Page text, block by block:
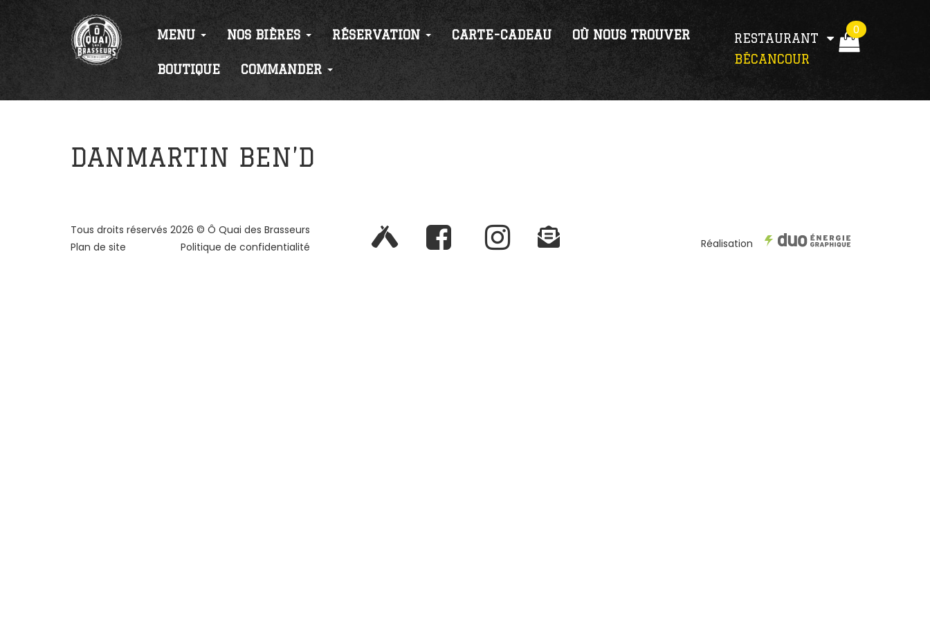
MENU NOS BIÈRES RÉSERVATION CARTE-CADEAU OÙ NOUS TROUVER
BOUTIQUE COMMANDER
RESTAURANT
BÉCANCOUR
0
DANMARTIN BEN’D
Tous droits réservés 2026 © Ô Quai des Brasseurs
Plan de site
Politique de confidentialité Réalisation